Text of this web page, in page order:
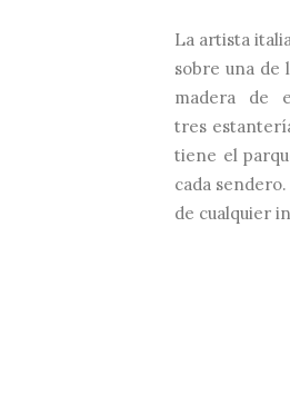
La artista
sobre una de
madera de
tres
tiene el
cada
de cualquier